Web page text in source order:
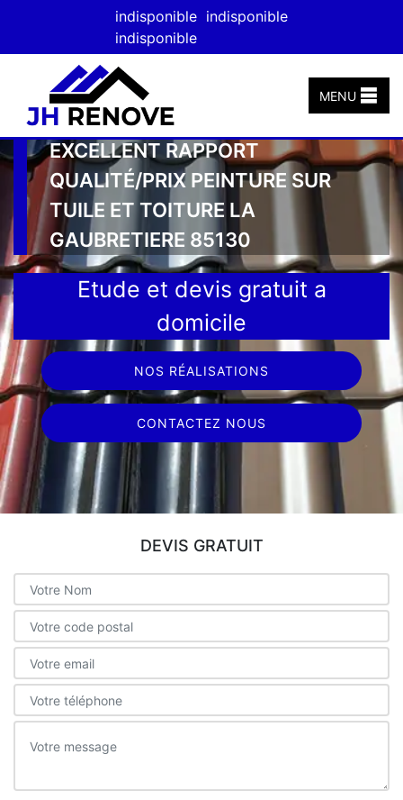
indisponible indisponible
indisponible
MENU
EXCELLENT RAPPORT
QUALITÉ/PRIX PEINTURE SUR
TUILE ET TOITURE LA
GAUBRETIERE 85130
Etude et devis gratuit a
domicile
NOS RÉALISATIONS
CONTACTEZ NOUS
DEVIS GRATUIT